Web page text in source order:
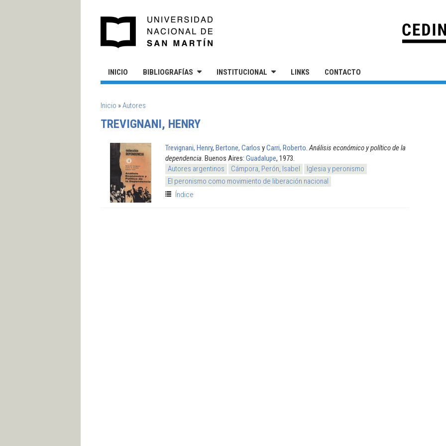
INICIO BIBLIOGRAFÍAS INSTITUCIONAL LINKS CONTACTO
SE ENCUENTRA USTED AQUÍ
Inicio »Autores
TREVIGNANI, HENRY
Trevignani, Henry, Bertone, Carlos yCarri, Roberto Análisis económico y político de la
dependencia . Buenos Aires: Guadalupe, 1973.
Autores argentinos
Cámpora, Perón, Isabel
Iglesia y peronismo
El peronismo como movimiento de liberación nacional
Índice